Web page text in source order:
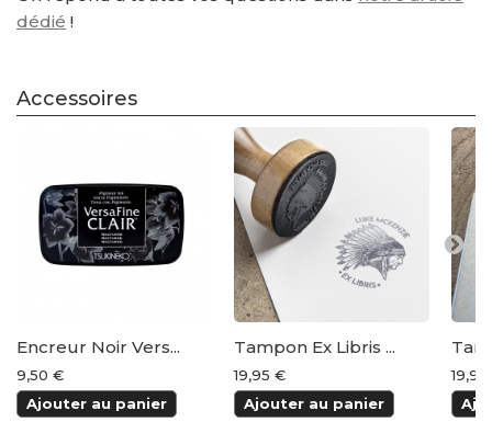
dédié !
Accessoires
Encreur Noir Vers...
9,50 €
Ajouter au panier
Tampon Ex Libris ...
19,95 €
Ajouter au panier